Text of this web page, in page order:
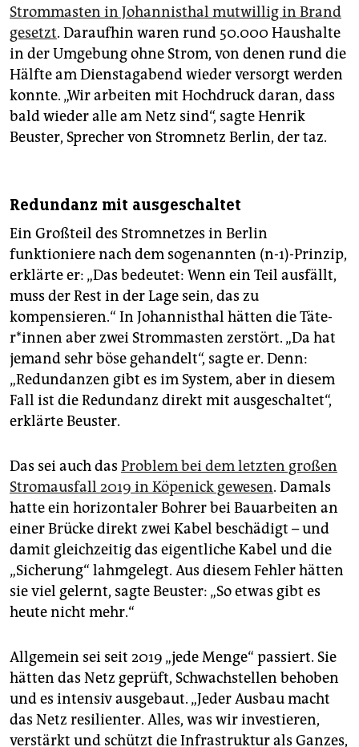
Strommasten in Johannisthal mutwillig in Brand
gesetzt. Daraufhin waren rund 50.000 Haushalte
in der Umgebung ohne Strom, von denen rund die
Hälfte am Dienstagabend wieder versorgt werden
konnte. „Wir arbeiten mit Hochdruck daran, dass
bald wieder alle am Netz sind“, sagte Henrik
Beuster, Sprecher von Stromnetz Berlin, der taz.
Redundanz mit ausgeschaltet
Ein Großteil des Stromnetzes in Berlin
funktioniere nach dem sogenannten (n-1)-Prinzip,
erklärte er: „Das bedeutet: Wenn ein Teil ausfällt,
muss der Rest in der Lage sein, das zu
kompensieren.“ In Johannisthal hätten die Tä­te­
r*in­nen aber zwei Strommasten zerstört. „Da hat
jemand sehr böse gehandelt“, sagte er. Denn:
„Redundanzen gibt es im System, aber in diesem
Fall ist die Redundanz direkt mit ausgeschaltet“,
erklärte Beuster.
Das sei auch das Problem bei dem letzten großen
Stromausfall 2019 in Köpenick gewesen. Damals
hatte ein horizontaler Bohrer bei Bauarbeiten an
einer Brücke direkt zwei Kabel beschädigt – und
damit gleichzeitig das eigentliche Kabel und die
„Sicherung“ lahmgelegt. Aus diesem Fehler hätten
sie viel gelernt, sagte Beuster: „So etwas gibt es
heute nicht mehr.“
Allgemein sei seit 2019 „jede Menge“ passiert. Sie
hätten das Netz geprüft, Schwachstellen behoben
und es intensiv ausgebaut. „Jeder Ausbau macht
das Netz resilienter. Alles, was wir investieren,
verstärkt und schützt die Infrastruktur als Ganzes,